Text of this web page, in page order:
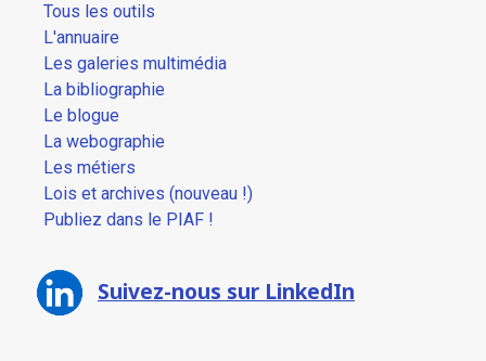
Tous les outils
L'annuaire
Les galeries multimédia
La bibliographie
Le blogue
La webographie
Les métiers
Lois et archives (nouveau !)
Publiez dans le PIAF !
Suivez-nous sur LinkedIn